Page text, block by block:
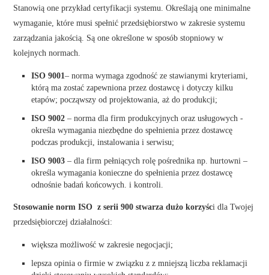
Stanowią one przykład certyfikacji systemu. Określają one minimalne
wymaganie, które musi spełnić przedsiębiorstwo w zakresie systemu
zarządzania jakością. Są one określone w sposób stopniowy w
kolejnych normach.
ISO 9001– norma wymaga zgodność ze stawianymi kryteriami,
którą ma zostać zapewniona przez dostawcę i dotyczy kilku
etapów; począwszy od projektowania, aż do produkcji;
ISO 9002 – norma dla firm produkcyjnych oraz usługowych -
określa wymagania niezbędne do spełnienia przez dostawcę
podczas produkcji, instalowania i serwisu;
ISO 9003 – dla firm pełniących rolę pośrednika np. hurtowni –
określa wymagania konieczne do spełnienia przez dostawcę
odnośnie badań końcowych. i kontroli.
Stosowanie norm ISO z serii 900 stwarza dużo korzyści dla Twojej
przedsiębiorczej działalności:
większa możliwość w zakresie negocjacji;
lepsza opinia o firmie w związku z z mniejszą liczba reklamacji